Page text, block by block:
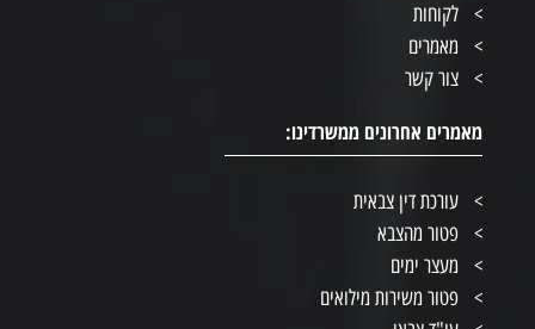
לקוחות
מאמרים
צור קשר
מאמרים אחרונים ממשרדינו:
עורכת דין צבאית
פטור מהצבא
מעצר ימים
פטור משירות מילואים